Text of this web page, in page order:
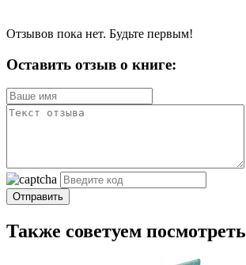
Отзывов пока нет. Будьте первым!
Оставить отзыв о книге:
Отправить
Также советуем посмотреть